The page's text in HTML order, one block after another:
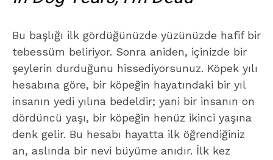
Bu başlığı ilk gördüğünüzde yüzünüzde hafif bir
tebessüm beliriyor. Sonra aniden, içinizde bir
şeylerin durduğunu hissediyorsunuz. Köpek yılı
hesabına göre, bir köpeğin hayatındaki bir yıl
insanın yedi yılına bedeldir; yani bir insanın on
dördüncü yaşı, bir köpeğin henüz ikinci yaşına
denk gelir. Bu hesabı hayatta ilk öğrendiğiniz
an, aslında bir nevi büyüme anıdır. İlk kez